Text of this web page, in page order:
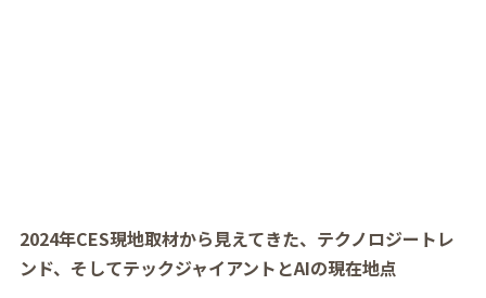
2024年CES現地取材から見えてきた、テクノロジートレ
ンド、そしてテックジャイアントとAIの現在地点